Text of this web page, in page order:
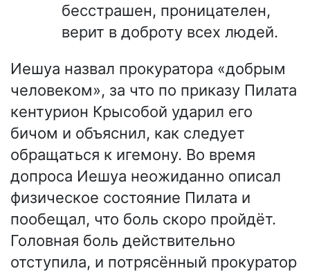
бесстрашен, проницателен,
верит в доброту всех людей.
Иешуа назвал прокуратора «добрым
человеком», за что по приказу Пилата
кентурион Крысобой ударил его
бичом и объяснил, как следует
обращаться к игемону. Во время
допроса Иешуа неожиданно описал
физическое состояние Пилата и
пообещал, что боль скоро пройдёт.
Головная боль действительно
отступила, и потрясённый прокуратор